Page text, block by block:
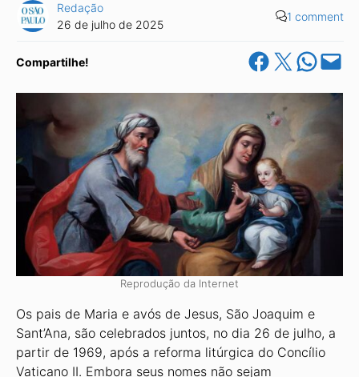
Redação
26 de julho de 2025
1 comment
Compartilhe! Share on Facebook
Share on X Share on
Email this
Reprodução da Internet
Os pais de Maria e avós de Jesus, São Joaquim e
Sant’Ana, são celebrados juntos, no dia 26 de julho, a
partir de 1969, após a reforma litúrgica do Concílio
Vaticano II. Embora seus nomes não sejam